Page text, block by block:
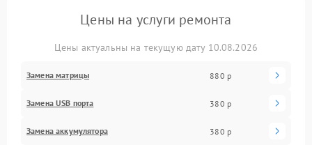
Цены на услуги ремонта
Цены актуальны на текущую дату 10.08.2026
Замена матрицы 880 р
Замена USB порта 380 р
Замена аккумулятора 380 р